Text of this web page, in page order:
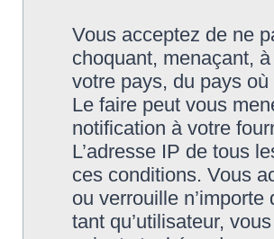
Vous acceptez de ne
choquant, menaçant,
votre pays, du pays
Le faire peut vous
notification à votre
L’adresse IP de tous
ces conditions. Vous
ou verrouille
tant qu’utilisateur,